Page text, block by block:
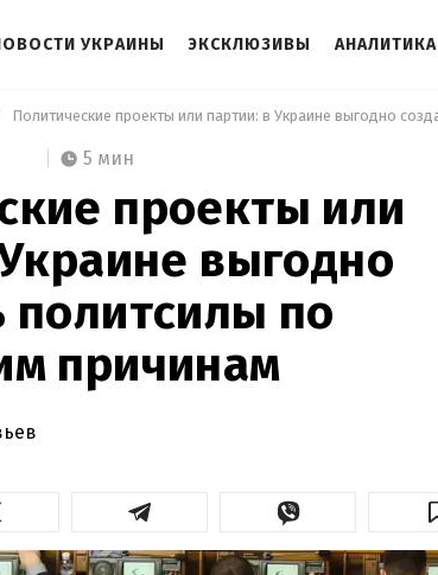
УКРАИНЫ ЭКСКЛЮЗИВЫ АНАЛИТИКА
5 мин
проекты или
выгодно
политсилы по
причинам